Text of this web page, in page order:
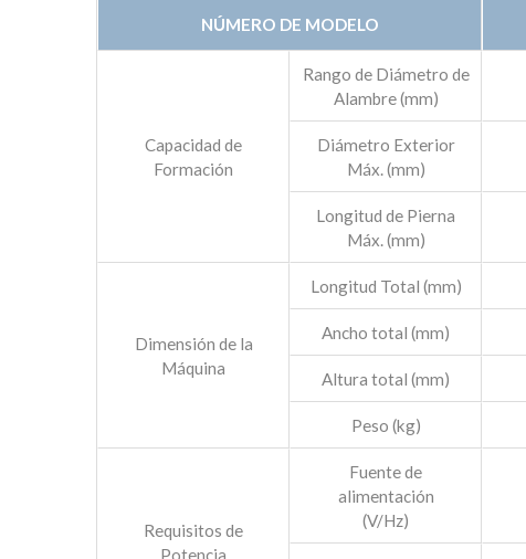
NÚMERO DE MODELO
Capacidad de
Formación
Rango de Diámetro de
Alambre (mm)
Diámetro Exterior
Máx. (mm)
Longitud de Pierna
Máx. (mm)
Dimensión de la
Máquina
Longitud Total (mm)
Ancho total (mm)
Altura total (mm)
Peso (kg)
Requisitos de
Potencia
Fuente de
alimentación
(V/Hz)